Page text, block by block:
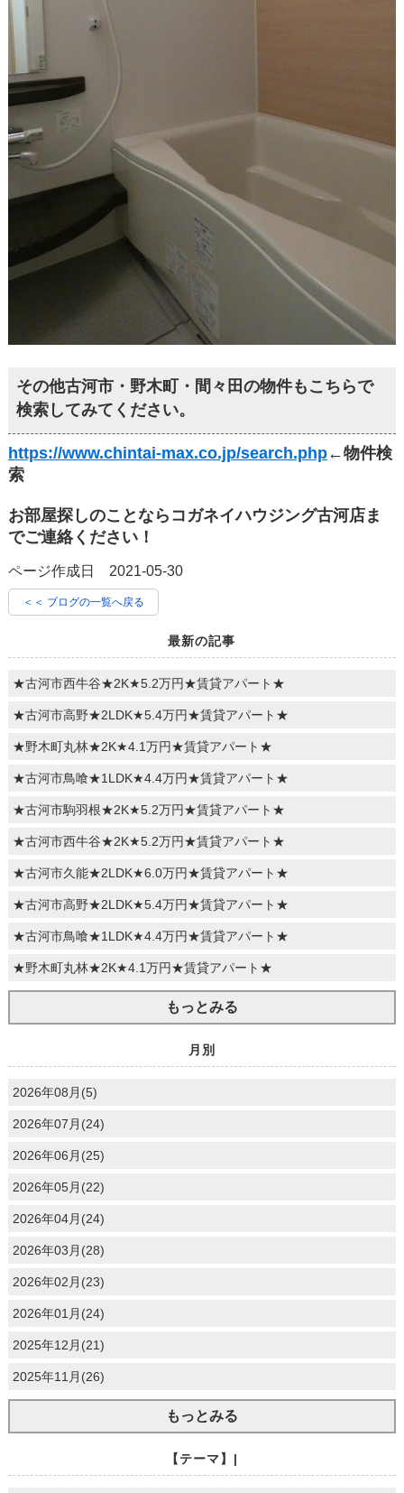
その他古河市・野木町・間々田の物件もこちらで
検索してみてください。
https://www.chintai-max.co.jp/search.php←物件検
索
お部屋探しのことならコガネイハウジング古河店ま
でご連絡ください！
ページ作成日 2021-05-30
＜＜ ブログの一覧へ戻る
最新の記事
★古河市西牛谷★2K★5.2万円★賃貸アパート★
★古河市高野★2LDK★5.4万円★賃貸アパート★
★野木町丸林★2K★4.1万円★賃貸アパート★
★古河市鳥喰★1LDK★4.4万円★賃貸アパート★
★古河市駒羽根★2K★5.2万円★賃貸アパート★
★古河市西牛谷★2K★5.2万円★賃貸アパート★
★古河市久能★2LDK★6.0万円★賃貸アパート★
★古河市高野★2LDK★5.4万円★賃貸アパート★
★古河市鳥喰★1LDK★4.4万円★賃貸アパート★
★野木町丸林★2K★4.1万円★賃貸アパート★
もっとみる
月別
2026年08月(5)
2026年07月(24)
2026年06月(25)
2026年05月(22)
2026年04月(24)
2026年03月(28)
2026年02月(23)
2026年01月(24)
2025年12月(21)
2025年11月(26)
もっとみる
【テーマ】|